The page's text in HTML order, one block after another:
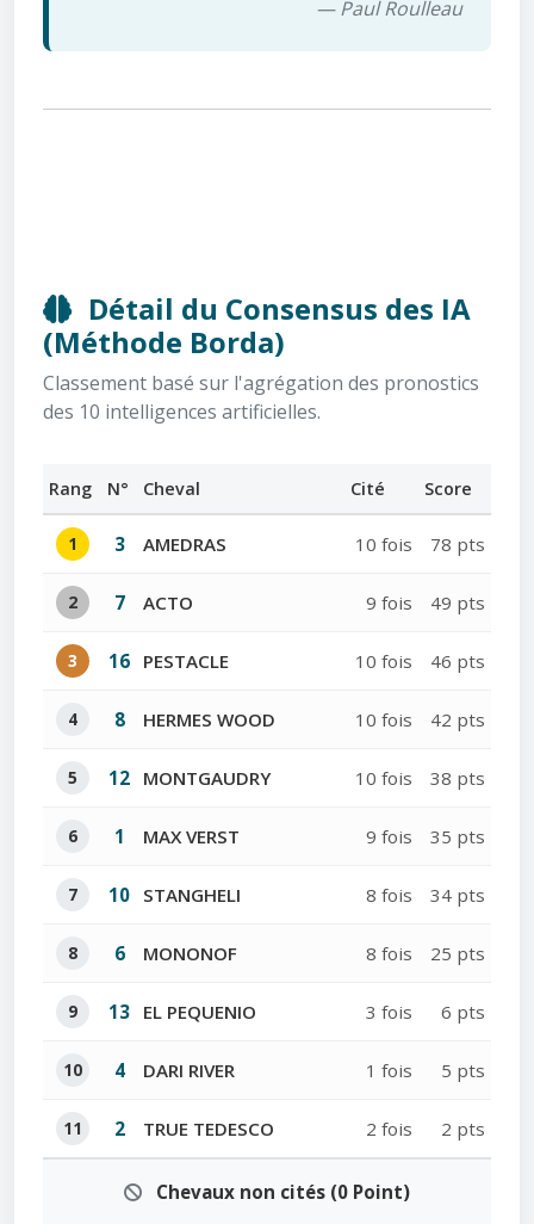
— Paul Roulleau
Détail du Consensus des IA
(Méthode Borda)
Classement basé sur l'agrégation des pronostics
des 10 intelligences artificielles.
Rang N° Cheval Cité Score
1 3 AMEDRAS 10 fois 78 pts
2 7 ACTO 9 fois 49 pts
3 16 PESTACLE 10 fois 46 pts
4 8 HERMES WOOD 10 fois 42 pts
5 12 MONTGAUDRY 10 fois 38 pts
6 1 MAX VERST 9 fois 35 pts
7 10 STANGHELI 8 fois 34 pts
8 6 MONONOF 8 fois 25 pts
9 13 EL PEQUENIO 3 fois 6 pts
10 4 DARI RIVER 1 fois 5 pts
11 2 TRUE TEDESCO 2 fois 2 pts
Chevaux non cités (0 Point)